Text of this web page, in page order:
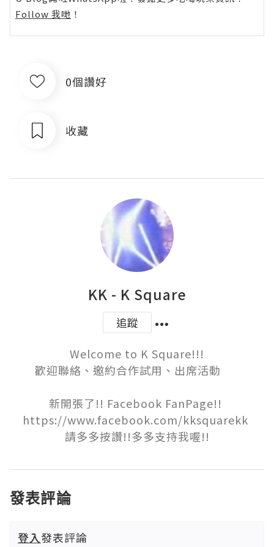
Follow 我哋 ！
0個讚好
收藏
KK - K Square
追蹤
Welcome to K Square!!!
歡迎聯絡、邀約合作試用、出席活動
新開張了!! Facebook FanPage!!
https://www.facebook.com/kksquarekk
請多多按讚!!多多支持我喔!!
發表評論
登入發表評論